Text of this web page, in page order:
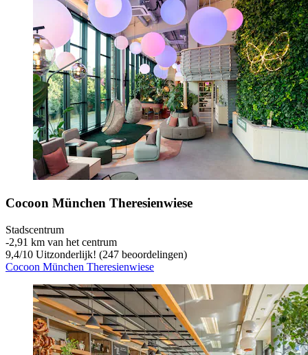
Cocoon München Theresienwiese
Stadscentrum
‐2,91 km van het centrum
9,4/10 Uitzonderlijk! (247 beoordelingen)
Cocoon München Theresienwiese